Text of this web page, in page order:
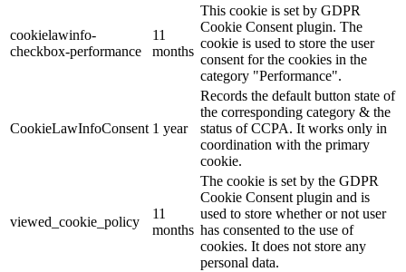
cookielawinfo-
checkbox-performance
11
months
This cookie is set by GDPR
Cookie Consent plugin. The
cookie is used to store the user
consent for the cookies in the
category "Performance".
CookieLawInfoConsent 1 year
Records the default button state of
the corresponding category & the
status of CCPA. It works only in
coordination with the primary
cookie.
viewed_cookie_policy
11
months
The cookie is set by the GDPR
Cookie Consent plugin and is
used to store whether or not user
has consented to the use of
cookies. It does not store any
personal data.